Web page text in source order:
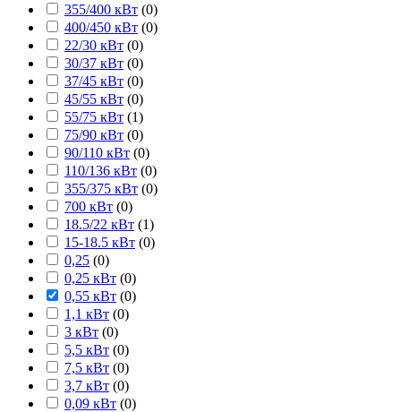
355/400 кВт (0)
400/450 кВт (0)
22/30 кВт (0)
30/37 кВт (0)
37/45 кВт (0)
45/55 кВт (0)
55/75 кВт (1)
75/90 кВт (0)
90/110 кВт (0)
110/136 кВт (0)
355/375 кВт (0)
700 кВт (0)
18.5/22 кВт (1)
15-18.5 кВт (0)
0,25 (0)
0,25 кВт (0)
0,55 кВт (0)
1,1 кВт (0)
3 кВт (0)
5,5 кВт (0)
7,5 кВт (0)
3,7 кВт (0)
0,09 кВт (0)